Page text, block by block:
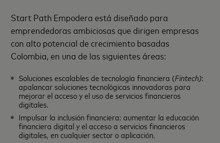
Start Path Empodera está diseñado para
emprendedoras ambiciosas que dirigen empresas
con alto potencial de crecimiento basadas
Colombia, en una de las siguientes áreas:
Soluciones escalables de tecnología financiera (Fintech):
apalancar soluciones tecnológicas innovadoras para
mejorar el acceso y el uso de servicios financieros
digitales.
Impulsar la inclusión financiera: aumentar la educación
financiera digital y el acceso a servicios financieros
digitales, en cualquier sector o aplicación.